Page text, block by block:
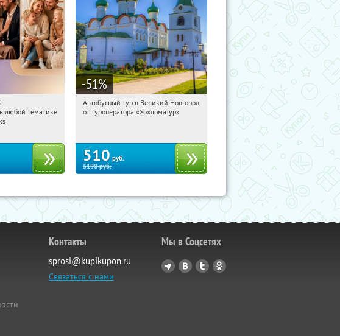
любой тематике
-51%
04:49:05 Купили:2
Автобусный тур в Великий Новгород
от туроператора «ХохломаТур»
510 руб.
5190руб.
Контакты
sprosi@kupikupon.ru
Связаться с нами
Мы в Соцсетях